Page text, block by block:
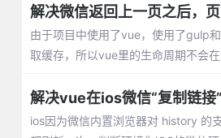
解决微信返回上一页之后，
由于项目中使用了vue，使用了gulp
取缓存，所以vue里的生命周期不会
解决vue在ios微信“复制链接
ios因为微信内置浏览器对 history 的